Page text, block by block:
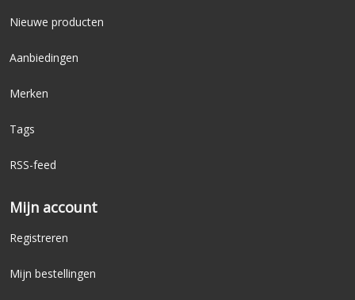
Nieuwe producten
Aanbiedingen
Merken
Tags
RSS-feed
Mijn account
Registreren
Mijn bestellingen